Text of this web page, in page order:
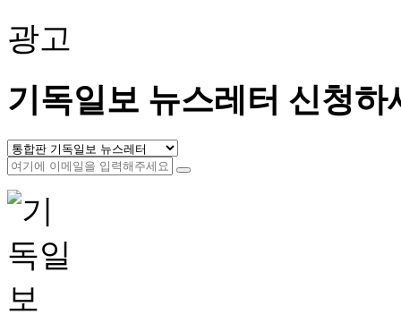
광고
기독일보 뉴스레터 신청하